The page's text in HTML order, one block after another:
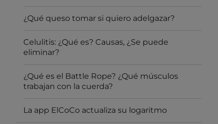
¿Qué queso tomar si quiero adelgazar?
Celulitis: ¿Qué es? Causas, ¿Se puede
eliminar?
¿Qué es el Battle Rope? ¿Qué músculos
trabajan con la cuerda?
La app ElCoCo actualiza su logaritmo